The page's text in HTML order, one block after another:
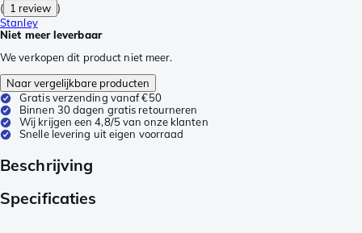
( 1 review )
Stanley
Niet meer leverbaar
We verkopen dit product niet meer.
Naar vergelijkbare producten
Gratis verzending vanaf €50
Binnen 30 dagen gratis retourneren
Wij krijgen een 4,8/5 van onze klanten
Snelle levering uit eigen voorraad
Beschrijving
Specificaties